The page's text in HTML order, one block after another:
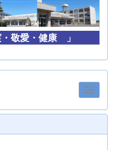
敬愛・健康 」